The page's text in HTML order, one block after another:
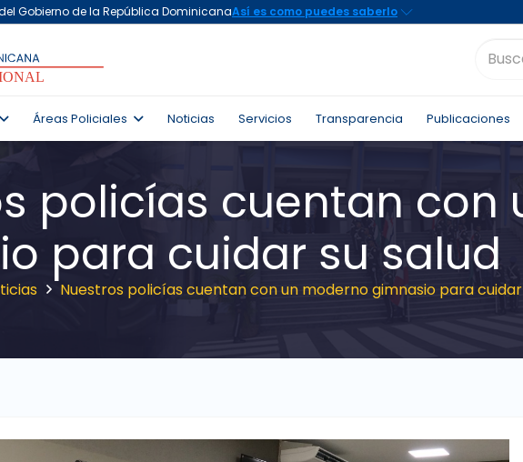
Áreas Policiales Noticias Servicios Transparencia Publicaciones
policías cuentan con
para cuidar su salud
Nuestros policías cuentan con un moderno gimnasio para cuidar